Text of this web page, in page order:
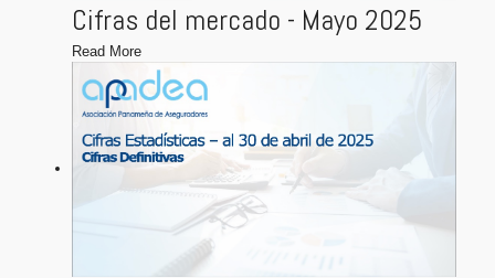
Cifras del mercado - Mayo 2025
Read More